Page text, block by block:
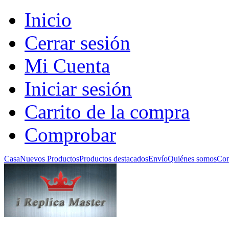
Inicio
Cerrar sesión
Mi Cuenta
Iniciar sesión
Carrito de la compra
Comprobar
CasaNuevos ProductosProductos destacadosEnvíoQuiénes somos